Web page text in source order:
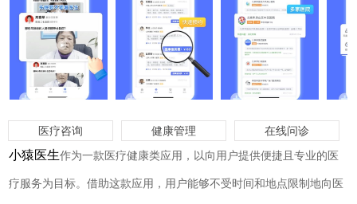
医疗咨询 健康管理 在线问诊
小猿医生作为一款医疗健康类应用，以向用户提供便捷且专业的医
疗服务为目标。借助这款应用，用户能够不受时间和地点限制地向医